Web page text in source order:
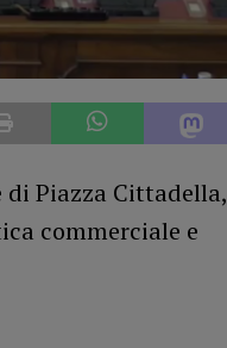
di Piazza Cittadella,
commerciale e